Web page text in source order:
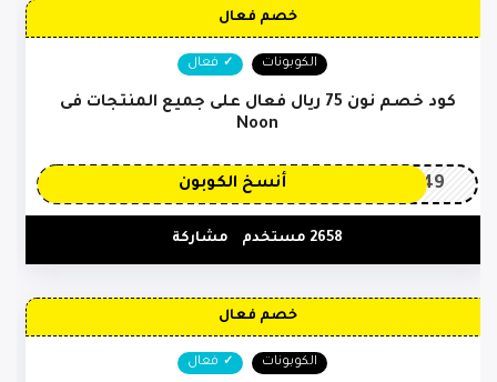
خصم فعال
الكوبونات فعال
كود خصم نون 75 ريال فعال على جميع المنتجات فى
Noon
OP149 أنسخ الكوبون
2658 مستخدم مشاركة
خصم فعال
الكوبونات فعال